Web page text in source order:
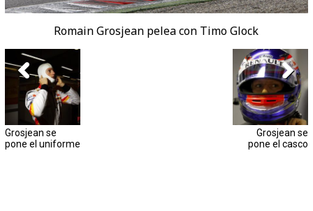
Romain Grosjean pelea con Timo Glock
Grosjean se
pone el uniforme
Grosjean se
pone el casco